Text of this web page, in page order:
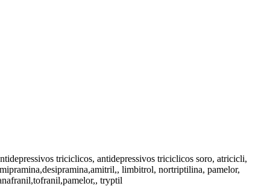
triciclicos, antidepressivos triciclicos soro, atricicli,
limbitrol, nortriptilina, pamelor,
tryptil